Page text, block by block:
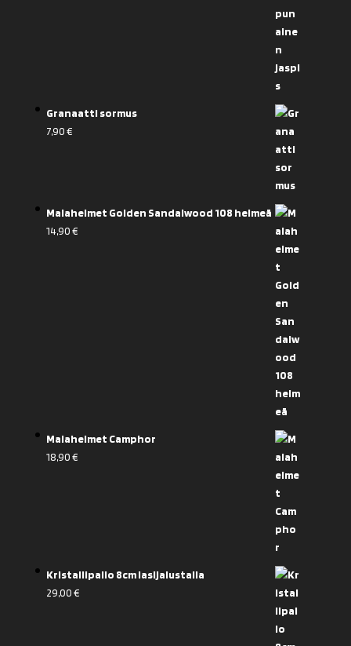
Granaatti sormus
7,90€
Malahelmet Golden Sandalwood 108 helmeä
14,90€
Malahelmet Camphor
18,90€
Kristallipallo 8cm lasijalustalla
29,00€